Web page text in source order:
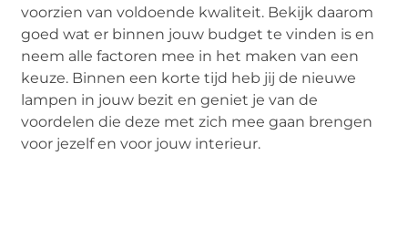
voorzien van voldoende kwaliteit. Bekijk daarom
goed wat er binnen jouw budget te vinden is en
neem alle factoren mee in het maken van een
keuze. Binnen een korte tijd heb jij de nieuwe
lampen in jouw bezit en geniet je van de
voordelen die deze met zich mee gaan brengen
voor jezelf en voor jouw interieur.